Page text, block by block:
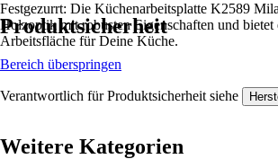
Festgezurrt: Die Küchenarbeitsplatte K2589
Holzoptik mit robusten Eigenschaften und bietet
Arbeitsfläche für Deine Küche.
Produktsicherheit
Bereich überspringen
Verantwortlich für Produktsicherheit siehe
Weitere Kategorien